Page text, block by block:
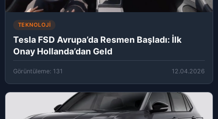
TEKNOLOJI
Tesla FSD Avrupa’da Resmen Başladı: İlk
Onay Hollanda’dan Geld
Görüntüleme: 131 12.04.2026